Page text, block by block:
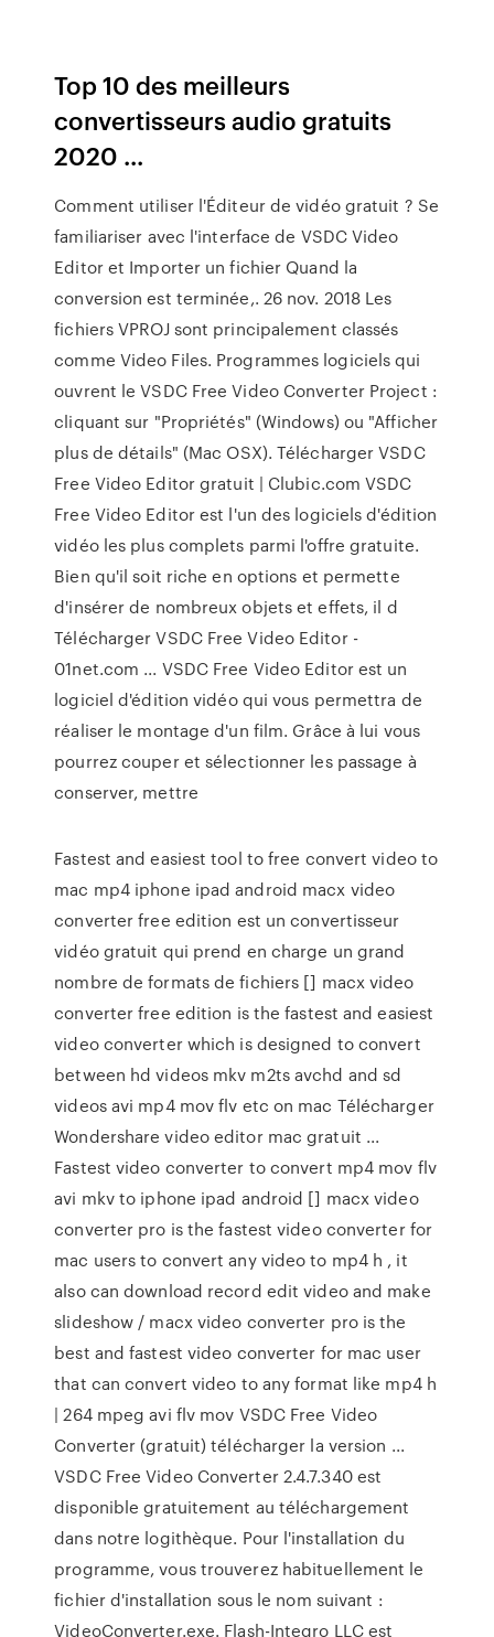
Top 10 des meilleurs
convertisseurs audio gratuits
2020 ...
Comment utiliser l'Éditeur de vidéo gratuit ? Se
familiariser avec l'interface de VSDC Video
Editor et Importer un fichier Quand la
conversion est terminée,. 26 nov. 2018 Les
fichiers VPROJ sont principalement classés
comme Video Files. Programmes logiciels qui
ouvrent le VSDC Free Video Converter Project :
cliquant sur "Propriétés" (Windows) ou "Afficher
plus de détails" (Mac OSX). Télécharger VSDC
Free Video Editor gratuit | Clubic.com VSDC
Free Video Editor est l'un des logiciels d'édition
vidéo les plus complets parmi l'offre gratuite.
Bien qu'il soit riche en options et permette
d'insérer de nombreux objets et effets, il d
Télécharger VSDC Free Video Editor -
01net.com ... VSDC Free Video Editor est un
logiciel d'édition vidéo qui vous permettra de
réaliser le montage d'un film. Grâce à lui vous
pourrez couper et sélectionner les passage à
conserver, mettre
Fastest and easiest tool to free convert video to
mac mp4 iphone ipad android macx video
converter free edition est un convertisseur
vidéo gratuit qui prend en charge un grand
nombre de formats de fichiers [] macx video
converter free edition is the fastest and easiest
video converter which is designed to convert
between hd videos mkv m2ts avchd and sd
videos avi mp4 mov flv etc on mac Télécharger
Wondershare video editor mac gratuit ...
Fastest video converter to convert mp4 mov flv
avi mkv to iphone ipad android [] macx video
converter pro is the fastest video converter for
mac users to convert any video to mp4 h , it
also can download record edit video and make
slideshow / macx video converter pro is the
best and fastest video converter for mac user
that can convert video to any format like mp4 h
| 264 mpeg avi flv mov VSDC Free Video
Converter (gratuit) télécharger la version ...
VSDC Free Video Converter 2.4.7.340 est
disponible gratuitement au téléchargement
dans notre logithèque. Pour l'installation du
programme, vous trouverez habituellement le
fichier d'installation sous le nom suivant :
VideoConverter.exe. Flash-Integro LLC est